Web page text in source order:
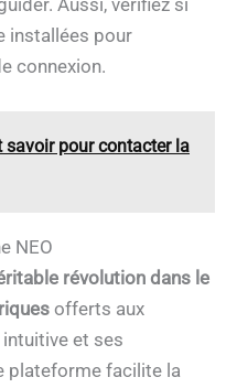
installées pour
connexion.
savoir pour contacter la
NEO
révolution dans le
offerts aux
et ses
plateforme facilite la